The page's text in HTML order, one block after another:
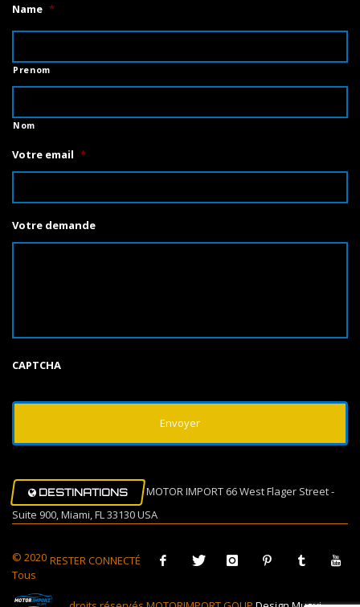
Name *
Prenom
Nom
Votre email *
Votre demande
CAPTCHA
DESTINATIONS
MOTOR IMPORT 66 West Flager Street -
Suite 900, Miami, FL 33130 USA
RESTER CONNECTÉ
© 2020
Tous